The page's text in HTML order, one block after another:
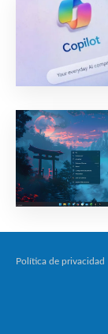
Política de privacidad